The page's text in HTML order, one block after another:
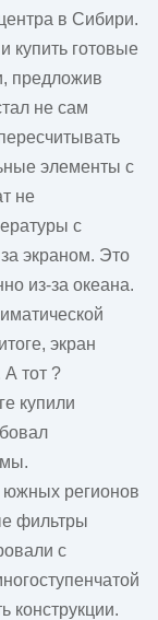
в Сибири.
купить готовые
предложив
не сам
элементы с
не
с
экраном. Это
из-за океана.
экран
А тот ?
купили
регионов
фильтры
с
конструкции.